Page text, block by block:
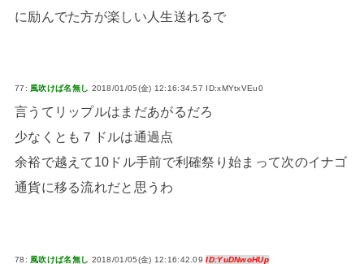
に励んでた方が楽しい人生送れるで
77:風吹けば名無し 2018/01/05(金) 12:16:34.57 ID:xMYtxVEu0
言うてリップルはまだあがるだろ
少なくとも７ドルは通過点
余裕で越えて10ドル手前で利確祭り始まって次のイナゴ
通貨に移る流れだと思うわ
78: 風吹けば名無し 2018/01/05(金) 12:16:42.09ID:YuDNwoHUp